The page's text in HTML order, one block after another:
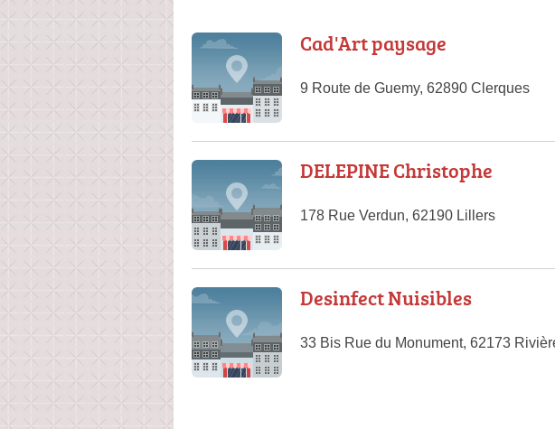
Cad'Art paysage
9 Route de Guemy, 62890 Clerques
DELEPINE Christophe
178 Rue Verdun, 62190 Lillers
Desinfect Nuisibles
33 Bis Rue du Monument, 62173